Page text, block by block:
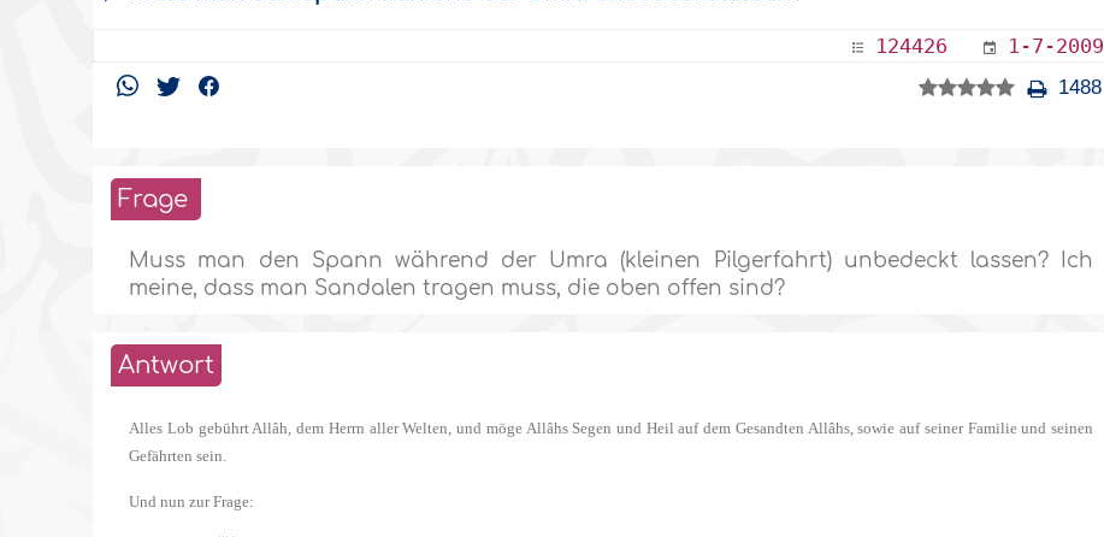
124426 1-7-2009
1488
Frage
Muss man den Spann während der Umra (kleinen Pilgerfahrt) unbedeckt lassen? Ich
meine, dass man Sandalen tragen muss, die oben offen sind?
Antwort
Alles Lob gebührt Allâh, dem Herrn aller Welten, und möge Allâhs Segen und Heil auf dem Gesandten Allâhs, sowie auf seiner Familie und seinen
Gefährten sein.
Und nun zur Frage: